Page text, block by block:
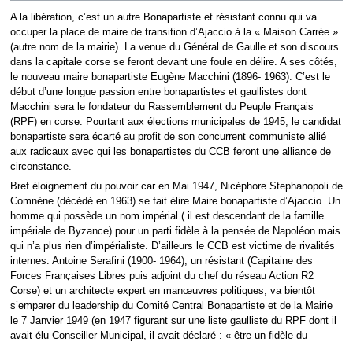
A la libération, c’est un autre Bonapartiste et résistant connu qui va
occuper la place de maire de transition d’Ajaccio à la « Maison Carrée »
(autre nom de la mairie). La venue du Général de Gaulle et son discours
dans la capitale corse se feront devant une foule en délire. A ses côtés,
le nouveau maire bonapartiste Eugène Macchini (1896- 1963). C’est le
début d’une longue passion entre bonapartistes et gaullistes dont
Macchini sera le fondateur du Rassemblement du Peuple Français
(RPF) en corse. Pourtant aux élections municipales de 1945, le candidat
bonapartiste sera écarté au profit de son concurrent communiste allié
aux radicaux avec qui les bonapartistes du CCB feront une alliance de
circonstance.
Bref éloignement du pouvoir car en Mai 1947, Nicéphore Stephanopoli de
Comnène (décédé en 1963) se fait élire Maire bonapartiste d’Ajaccio. Un
homme qui possède un nom impérial ( il est descendant de la famille
impériale de Byzance) pour un parti fidèle à la pensée de Napoléon mais
qui n’a plus rien d’impérialiste. D’ailleurs le CCB est victime de rivalités
internes. Antoine Serafini (1900- 1964), un résistant (Capitaine des
Forces Françaises Libres puis adjoint du chef du réseau Action R2
Corse) et un architecte expert en manœuvres politiques, va bientôt
s’emparer du leadership du Comité Central Bonapartiste et de la Mairie
le 7 Janvier 1949 (en 1947 figurant sur une liste gaulliste du RPF dont il
avait élu Conseiller Municipal, il avait déclaré : « être un fidèle du